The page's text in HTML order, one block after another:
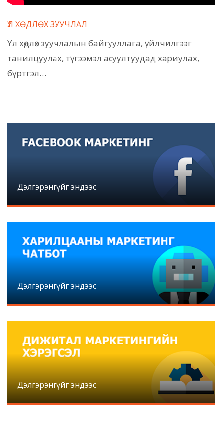
ҮЛ ХӨДЛӨХ ЗУУЧЛАЛ
Үл хөдлөх зуучлалын байгууллага, үйлчилгээг
танилцуулах, түгээмэл асуултуудад хариулах,
бүртгэл…
Дэлгэрэнгүйг эндээс
Дэлгэрэнгүйг эндээс
Дэлгэрэнгүйг эндээс